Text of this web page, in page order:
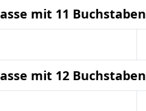
mit 11 Buchstaben
mit 12 Buchstaben